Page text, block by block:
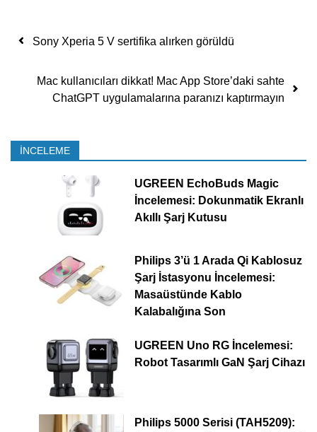
Yazı dolaşımı
Sony Xperia 5 V sertifika alırken görüldü
Mac kullanıcıları dikkat! Mac App Store’daki sahte
ChatGPT uygulamalarına paranızı kaptırmayın
İNCELEME
UGREEN EchoBuds Magic
İncelemesi: Dokunmatik Ekranlı
Akıllı Şarj Kutusu
Philips 3’ü 1 Arada Qi Kablosuz
Şarj İstasyonu İncelemesi:
Masaüstünde Kablo
Kalabalığına Son
UGREEN Uno RG İncelemesi:
Robot Tasarımlı GaN Şarj Cihazı
Philips 5000 Serisi (TAH5209):